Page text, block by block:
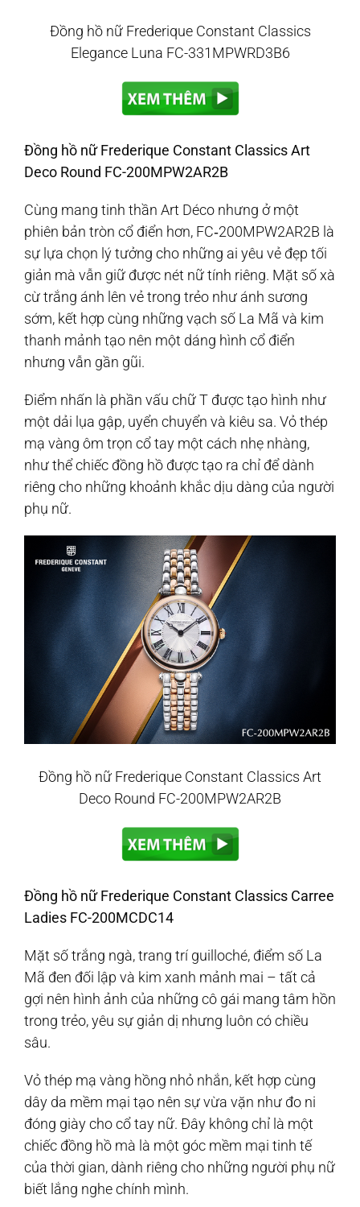
Đồng hồ nữ Frederique Constant Classics
Elegance Luna FC-331MPWRD3B6
Đồng hồ nữ Frederique Constant Classics Art
Deco Round FC-200MPW2AR2B
Cùng mang tinh thần Art Déco nhưng ở một
phiên bản tròn cổ điển hơn, FC‑200MPW2AR2B là
sự lựa chọn lý tưởng cho những ai yêu vẻ đẹp tối
giản mà vẫn giữ được nét nữ tính riêng. Mặt số xà
cừ trắng ánh lên vẻ trong trẻo như ánh sương
sớm, kết hợp cùng những vạch số La Mã và kim
thanh mảnh tạo nên một dáng hình cổ điển
nhưng vẫn gần gũi.
Điểm nhấn là phần vấu chữ T được tạo hình như
một dải lụa gập, uyển chuyển và kiêu sa. Vỏ thép
mạ vàng ôm trọn cổ tay một cách nhẹ nhàng,
như thể chiếc đồng hồ được tạo ra chỉ để dành
riêng cho những khoảnh khắc dịu dàng của người
phụ nữ.
Đồng hồ nữ Frederique Constant Classics Art
Deco Round FC-200MPW2AR2B
Đồng hồ nữ Frederique Constant Classics Carree
Ladies FC-200MCDC14
Mặt số trắng ngà, trang trí guilloché, điểm số La
Mã đen đối lập và kim xanh mảnh mai – tất cả
gợi nên hình ảnh của những cô gái mang tâm hồn
trong trẻo, yêu sự giản dị nhưng luôn có chiều
sâu.
Vỏ thép mạ vàng hồng nhỏ nhắn, kết hợp cùng
dây da mềm mại tạo nên sự vừa vặn như đo ni
đóng giày cho cổ tay nữ. Đây không chỉ là một
chiếc đồng hồ mà là một góc mềm mại tinh tế
của thời gian, dành riêng cho những người phụ nữ
biết lắng nghe chính mình.